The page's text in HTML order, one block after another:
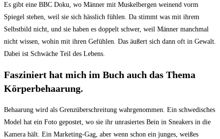
Es gibt eine BBC Doku, wo Männer mit Muskelbergen weinend vorm
Spiegel stehen, weil sie sich hässlich fühlen. Da stimmt was mit ihrem
Selbstbild nicht, und sie haben es doppelt schwer, weil Männer manchmal
nicht wissen, wohin mit ihren Gefühlen. Das äußert sich dann oft in Gewalt.
Dabei ist Schwäche Teil des Lebens.
Fasziniert hat mich im Buch auch das Thema
Körperbehaarung.
Behaarung wird als Grenzüberschreitung wahrgenommen. Ein schwedisches
Model hat ein Foto gepostet, wo sie ihr unrasiertes Bein in Sneakers in die
Kamera hält. Ein Marketing-Gag, aber wenn schon ein junges, weißes